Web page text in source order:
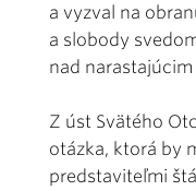
a vyzval na
a slobody
nad
Z úst Svätého
otázka, ktorá by
predstaviteľmi